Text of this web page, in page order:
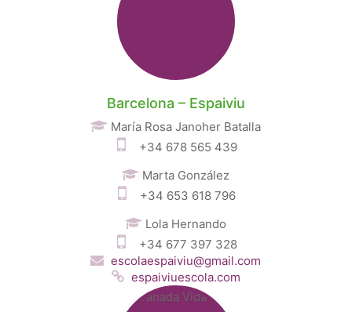
Barcelona – Espaiviu
María Rosa Janoher Batalla
+34 678 565 439
Marta González
+34 653 618 796
Lola Hernando
+34 677 397 328
escolaespaiviu@gmail.com
espaiviuescola.com